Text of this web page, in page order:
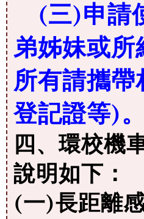
(三)申請
弟姊妹或所
所有請攜
登記證等)。
四、環校機
說明如下：
(一)長距離